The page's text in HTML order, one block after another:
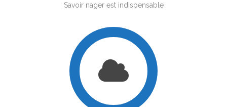
Savoir nager est indispensable